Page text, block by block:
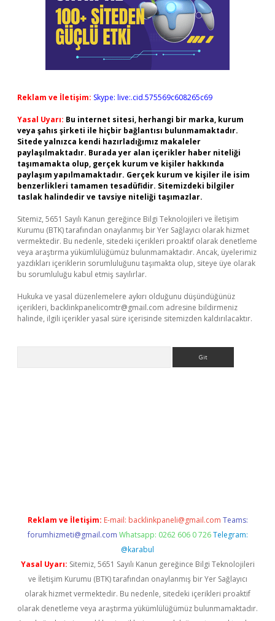
Reklam ve İletişim: Skype: live:.cid.575569c608265c69
Yasal Uyarı: Bu internet sitesi, herhangi bir marka, kurum
veya şahıs şirketi ile hiçbir bağlantısı bulunmamaktadır.
Sitede yalnızca kendi hazırladığımız makaleler
paylaşılmaktadır. Burada yer alan içerikler haber niteliği
taşımamakta olup, gerçek kurum ve kişiler hakkında
paylaşım yapılmamaktadır. Gerçek kurum ve kişiler ile isim
benzerlikleri tamamen tesadüfidir. Sitemizdeki bilgiler
taslak halindedir ve tavsiye niteliği taşımazlar.
Sitemiz, 5651 Sayılı Kanun gereğince Bilgi Teknolojileri ve İletişim
Kurumu (BTK) tarafından onaylanmış bir Yer Sağlayıcı olarak hizmet
vermektedir. Bu nedenle, sitedeki içerikleri proaktif olarak denetleme
veya araştırma yükümlülüğümüz bulunmamaktadır. Ancak, üyelerimiz
yazdıkları içeriklerin sorumluluğunu taşımakta olup, siteye üye olarak
bu sorumluluğu kabul etmiş sayılırlar.
Hukuka ve yasal düzenlemelere aykırı olduğunu düşündüğünüz
içerikleri, backlinkpanelicomtr@gmail.com adresine bildirmeniz
halinde, ilgili içerikler yasal süre içerisinde sitemizden kaldırılacaktır.
Reklam ve İletişim: E-mail: backlinkpaneli@gmail.com Teams:
forumhizmeti@gmail.com Whatsapp: 0262 606 0 726 Telegram:
@karabul
Yasal Uyarı: Sitemiz, 5651 Sayılı Kanun gereğince Bilgi Teknolojileri
ve İletişim Kurumu (BTK) tarafından onaylanmış bir Yer Sağlayıcı
olarak hizmet vermektedir. Bu nedenle, sitedeki içerikleri proaktif
olarak denetleme veya araştırma yükümlülüğümüz bulunmamaktadır.